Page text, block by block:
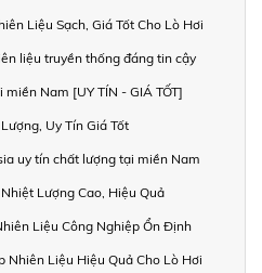
Liệu Sạch, Giá Tốt Cho Lò Hơi
liệu truyền thống đáng tin cậy
Nam [UY TÍN - GIÁ TỐT]
Uy Tín Giá Tốt
uy tín chất lượng tại miền Nam
Lượng Cao, Hiệu Quả
Liệu Công Nghiệp Ổn Định
Nhiên Liệu Hiệu Quả Cho Lò Hơi